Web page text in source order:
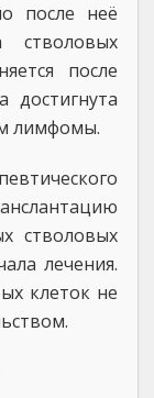
после неё
стволовых
после
достигнута
лимфомы.
стволовых
лечения.
клеток не